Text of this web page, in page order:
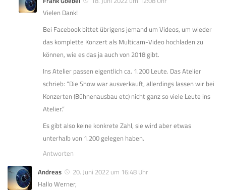
Vielen Dank!
Bei Facebook bittet übrigens jemand um Videos, um wieder
das komplette Konzert als Multicam-Video hochladen zu
können, wie es das ja auch von 2018 gibt.
Ins Atelier passen eigentlich ca. 1.200 Leute. Das Atelier
schrieb: “Die Show war ausverkauft, allerdings lassen wir bei
Konzerten (Bühnenausbau etc) nicht ganz so viele Leute ins
Atelier.”
Es gibt also keine konkrete Zahl, sie wird aber etwas
unterhalb von 1.200 gelegen haben.
Antworten
Andreas
20. Juni 2022 um 16:48 Uhr
Hallo Werner,